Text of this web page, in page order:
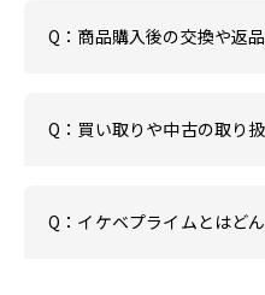
Q：商品購入後の交換や返
Q：買い取りや中古の取り
Q：イケベプライムとはど